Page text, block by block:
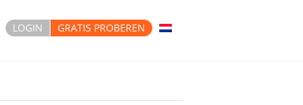
LOGIN GRATIS PROBEREN